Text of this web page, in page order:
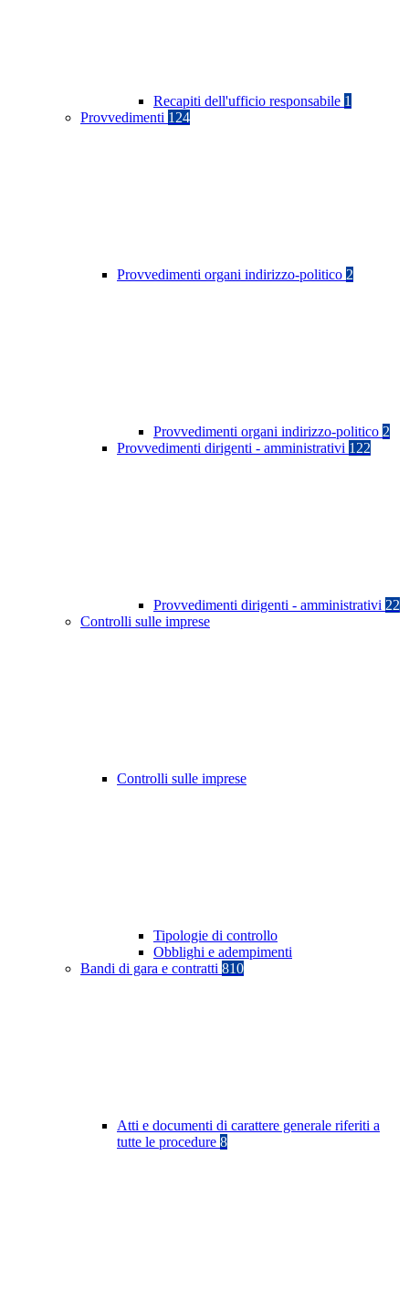
Recapiti dell'ufficio responsabile 1
Provvedimenti 124
Provvedimenti organi indirizzo-politico 2
Provvedimenti organi indirizzo-politico 2
Provvedimenti dirigenti - amministrativi 122
Provvedimenti dirigenti - amministrativi 22
Controlli sulle imprese
Controlli sulle imprese
Tipologie di controllo
Obblighi e adempimenti
Bandi di gara e contratti 810
Atti e documenti di carattere generale riferiti a
tutte le procedure 8